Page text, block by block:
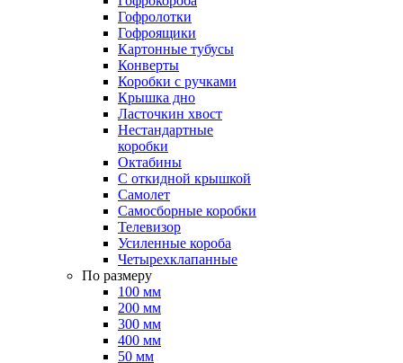
Гофролотки
Гофроящики
Картонные тубусы
Конверты
Коробки с ручками
Крышка дно
Ласточкин хвост
Нестандартные
коробки
Октабины
С откидной крышкой
Самолет
Самосборные коробки
Телевизор
Усиленные короба
Четырехклапанные
По размеру
100 мм
200 мм
300 мм
400 мм
50 мм